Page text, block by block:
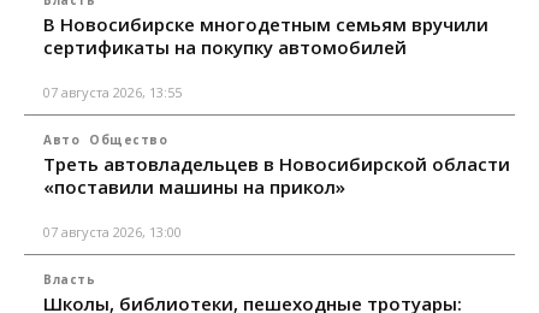
В Новосибирске многодетным семьям вручили
сертификаты на покупку автомобилей
07 августа 2026, 13:55
Авто Общество
Треть автовладельцев в Новосибирской области
«поставили машины на прикол»
07 августа 2026, 13:00
Власть
Школы, библиотеки, пешеходные тротуары: